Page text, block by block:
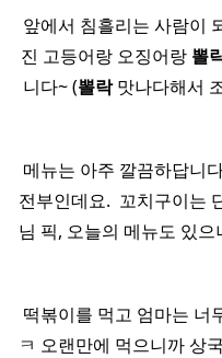
앞에서 침흘리는 사람이
진 고등어랑 오징어랑 뽈
니다~ (뽈락맛나다해서
메뉴는 아주 깔끔하답니
전부인데요. ​ 꼬치구이는
님 픽, 오늘의 메뉴도 있
떡볶이를 먹고 엄마는 너
ㅋ 오랜만에 먹으니까 상